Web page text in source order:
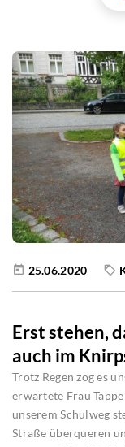
25.06.2020
Erst stehen,
auch im
Trotz Regen zog es
erwartete Frau
unserem Schulweg
Straße überqueren